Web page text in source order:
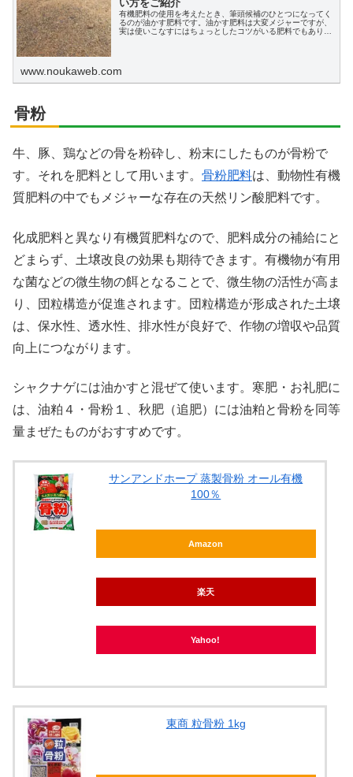
い方をご紹介
有機肥料の使用を考えたとき、筆頭候補のひとつになってく
るのが油かす肥料です。油かす肥料は大変メジャーですが、
実は使いこなすにはちょっとしたコツがいる肥料でもありま
www.noukaweb.com
骨粉
牛、豚、鶏などの骨を粉砕し、粉末にしたものが骨粉で
す。それを肥料として用います。 骨粉肥料は、動物性有機
質肥料の中でもメジャーな存在の天然リン酸肥料です。
化成肥料と異なり有機質肥料なので、肥料成分の補給にと
どまらず、土壌改良の効果も期待できます。有機物が有用
な菌などの微生物の餌となることで、微生物の活性が高ま
り、団粒構造が促進されます。団粒構造が形成された土壌
は、保水性、透水性、排水性が良好で、作物の増収や品質
向上につながります。
シャクナゲには油かすと混ぜて使います。寒肥・お礼肥に
は、油粕４・骨粉１、秋肥（追肥）には油粕と骨粉を同等
量まぜたものがおすすめです。
サンアンドホープ 蒸製骨粉 オール有機
100％
Amazon
楽天
Yahoo!
東商 粒骨粉 1kg